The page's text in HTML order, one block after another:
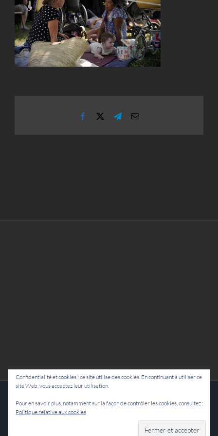
Facebook TelegramEmail
Facebook
Confidentialité et cookies : ce site utilise des cookies. En continuant à utiliser ce
site Web, vous acceptez leur utilisation.
Pour en savoir plus, notamment sur la façon de contrôler les cookies, consultez :
Politique relative aux cookies